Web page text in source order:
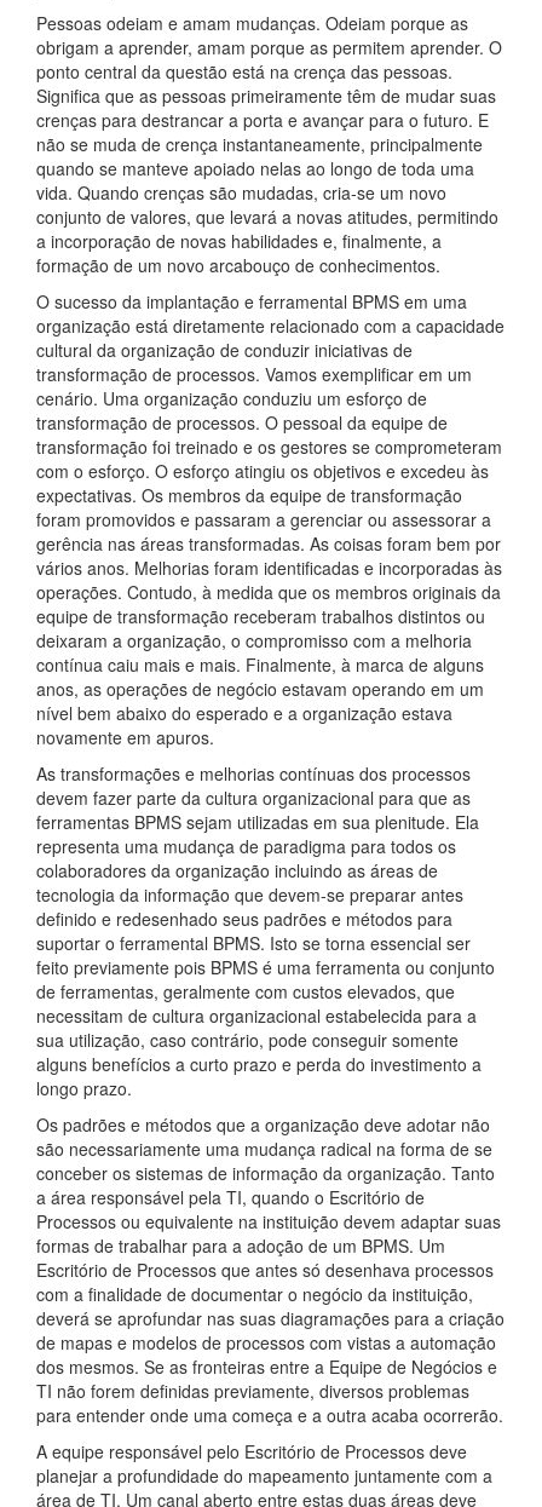
Pessoas odeiam e amam mudanças. Odeiam porque as
obrigam a aprender, amam porque as permitem aprender. O
ponto central da questão está na crença das pessoas.
Significa que as pessoas primeiramente têm de mudar suas
crenças para destrancar a porta e avançar para o futuro. E
não se muda de crença instantaneamente, principalmente
quando se manteve apoiado nelas ao longo de toda uma
vida. Quando crenças são mudadas, cria-se um novo
conjunto de valores, que levará a novas atitudes, permitindo
a incorporação de novas habilidades e, finalmente, a
formação de um novo arcabouço de conhecimentos.
O sucesso da implantação e ferramental BPMS em uma
organização está diretamente relacionado com a capacidade
cultural da organização de conduzir iniciativas de
transformação de processos. Vamos exemplificar em um
cenário. Uma organização conduziu um esforço de
transformação de processos. O pessoal da equipe de
transformação foi treinado e os gestores se comprometeram
com o esforço. O esforço atingiu os objetivos e excedeu às
expectativas. Os membros da equipe de transformação
foram promovidos e passaram a gerenciar ou assessorar a
gerência nas áreas transformadas. As coisas foram bem por
vários anos. Melhorias foram identificadas e incorporadas às
operações. Contudo, à medida que os membros originais da
equipe de transformação receberam trabalhos distintos ou
deixaram a organização, o compromisso com a melhoria
contínua caiu mais e mais. Finalmente, à marca de alguns
anos, as operações de negócio estavam operando em um
nível bem abaixo do esperado e a organização estava
novamente em apuros.
As transformações e melhorias contínuas dos processos
devem fazer parte da cultura organizacional para que as
ferramentas BPMS sejam utilizadas em sua plenitude. Ela
representa uma mudança de paradigma para todos os
colaboradores da organização incluindo as áreas de
tecnologia da informação que devem-se preparar antes
definido e redesenhado seus padrões e métodos para
suportar o ferramental BPMS. Isto se torna essencial ser
feito previamente pois BPMS é uma ferramenta ou conjunto
de ferramentas, geralmente com custos elevados, que
necessitam de cultura organizacional estabelecida para a
sua utilização, caso contrário, pode conseguir somente
alguns benefícios a curto prazo e perda do investimento a
longo prazo.
Os padrões e métodos que a organização deve adotar não
são necessariamente uma mudança radical na forma de se
conceber os sistemas de informação da organização. Tanto
a área responsável pela TI, quando o Escritório de
Processos ou equivalente na instituição devem adaptar suas
formas de trabalhar para a adoção de um BPMS. Um
Escritório de Processos que antes só desenhava processos
com a finalidade de documentar o negócio da instituição,
deverá se aprofundar nas suas diagramações para a criação
de mapas e modelos de processos com vistas a automação
dos mesmos. Se as fronteiras entre a Equipe de Negócios e
TI não forem definidas previamente, diversos problemas
para entender onde uma começa e a outra acaba ocorrerão.
A equipe responsável pelo Escritório de Processos deve
planejar a profundidade do mapeamento juntamente com a
área de TI. Um canal aberto entre estas duas áreas deve